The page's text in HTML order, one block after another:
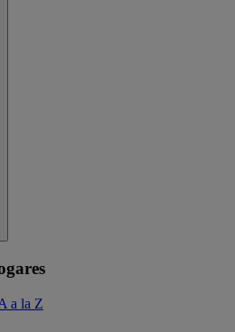
a la Z